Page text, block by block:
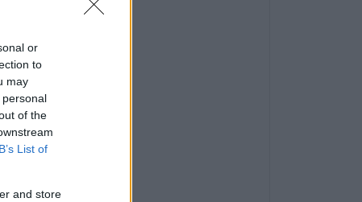
or
to
may
of the
List of
and store